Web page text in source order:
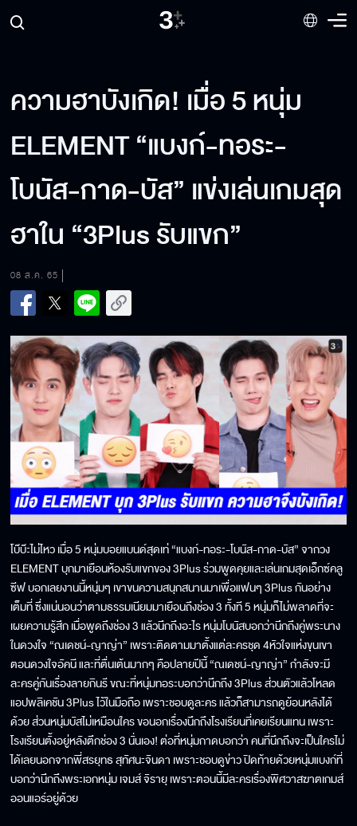
ความฮาบังเกิด! เมื่อ 5 หนุ่ม
ELEMENT “แบงก์-ทอระ-
โบนัส-กาด-บัส” แข่งเล่นเกมสุด
ฮาใน “3Plus รับแขก”
08 ส.ค. 65
โบ๊บ๊ะไม่ไหว เมื่อ 5 หนุ่มบอยแบนด์สุดเท่ “แบงก์-ทอระ-โบนัส-กาด-บัส” จากวง
ELEMENT บุกมาเยือนห้องรับแขกของ 3Plus ร่วมพูดคุยและเล่นเกมสุดเอ็กซ์คลู
ซีฟ บอกเลยงานนี้หนุ่มๆ เขาขนความสนุกสนานมาเพื่อแฟนๆ 3Plus กันอย่าง
เต็มที่ ซึ่งแน่นอนว่าตามธรรมเนียมมาเยือนถึงช่อง 3 ทั้งที 5 หนุ่มก็ไม่พลาดที่จะ
เผยความรู้สึก เมื่อพูดถึงช่อง 3 แล้วนึกถึงอะไร หนุ่มโบนัสบอกว่านึกถึงคู่พระนาง
ในดวงใจ “ณเดชน์-ญาญ่า” เพราะติดตามมาตั้งแต่ละครชุด 4หัวใจแห่งขุนเขา
ตอนดวงใจอัคนี และที่ตื่นเต้นมากๆ คือปลายปีนี้ “ณเดชน์-ญาญ่า” กำลังจะมี
ละครคู่กันเรื่องลายกินรี ขณะที่หนุ่มทอระบอกว่านึกถึง 3Plus ส่วนตัวแล้วโหลด
แอปพลิเคชัน 3Plus ไว้ในมือถือ เพราะชอบดูละคร แล้วก็สามารถดูย้อนหลังได้
ด้วย ส่วนหนุ่มบัสไม่เหมือนใคร ขอนอกเรื่องนึกถึงโรงเรียนที่เคยเรียนแทน เพราะ
โรงเรียนตั้งอยู่หลังตึกช่อง 3 นั่นเอง! ต่อที่หนุ่มกาดบอกว่า คนที่นึกถึงจะเป็นใครไม่
ได้เลยนอกจากพี่สรยุทธ สุทัศนะจินดา เพราะชอบดูข่าว ปิดท้ายด้วยหนุ่มแบงก์ที่
บอกว่านึกถึงพระเอกหนุ่ม เจมส์ จิรายุ เพราะตอนนี้มีละครเรื่องพิศวาสฆาตเกมส์
ออนแอร์อยู่ด้วย